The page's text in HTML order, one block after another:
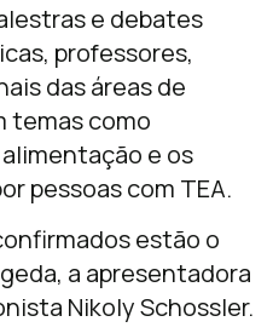
e debates
professores,
das áreas de
temas como
e os
pessoas com TEA.
estão o
, a apresentadora
Nikoly Schossler.